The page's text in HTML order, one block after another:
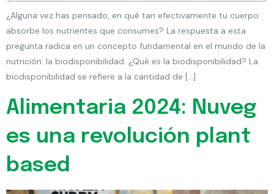
¿Alguna vez has pensado, en qué tan efectivamente tu cuerpo
absorbe los nutrientes que consumes? La respuesta a esta
pregunta radica en un concepto fundamental en el mundo de la
nutrición: la biodisponibilidad. ¿Qué es la biodisponibilidad? La
biodisponibilidad se refiere a la cantidad de […]
Alimentaria 2024: Nuveg
es una revolución plant
based